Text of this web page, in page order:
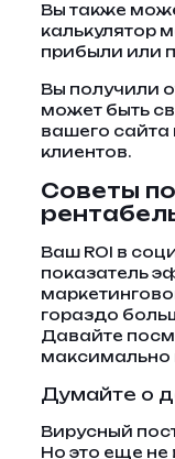
Вы также
калькулятор
прибыли или
Вы получили
может быть
вашего сайта
клиентов.
Советы
Ваш ROI в
показатель
гораздо
Давайте
максимально
Думайте о
Вирусный
Но это еще не